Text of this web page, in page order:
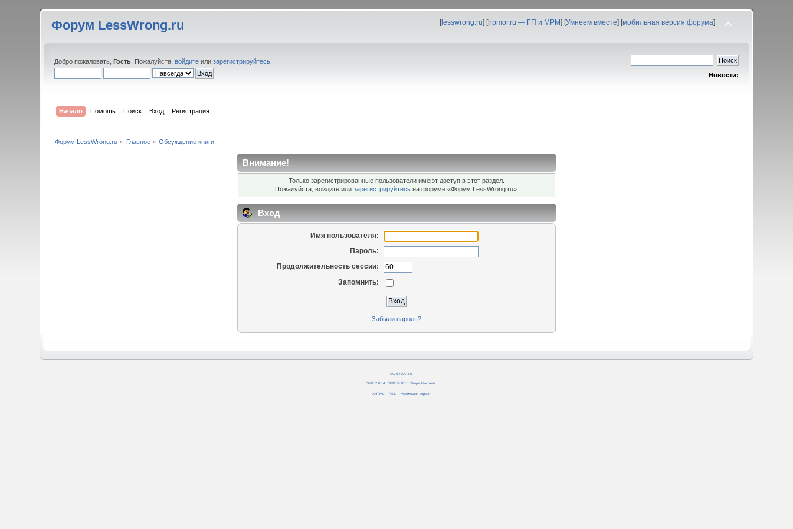
Форум LessWrong.ru [lesswrong.ru] [hpmor.ru — ГП и МРМ] [Умнеем вместе] [мобильная версия форума]
Добро пожаловать,Гость . Пожалуйста,войдите илизарегистрируйтесь
Новости:
Начало Помощь Поиск Вход Регистрация
Форум LessWrong.ru » Главное» Обсуждение книги
Внимание!
Только зарегистрированные пользователи имеют доступ в этот раздел.
Пожалуйста, войдите или зарегистрируйтесьна форуме «Форум LessWrong.ru».
Вход
Имя пользователя:
Пароль:
Продолжительность сессии:
Запомнить:
Забыли пароль?
CC BY-SA 4.0
SMF 2.0.14 SMF © 2011 Simple Machines
XHTML RSS Мобильная версия